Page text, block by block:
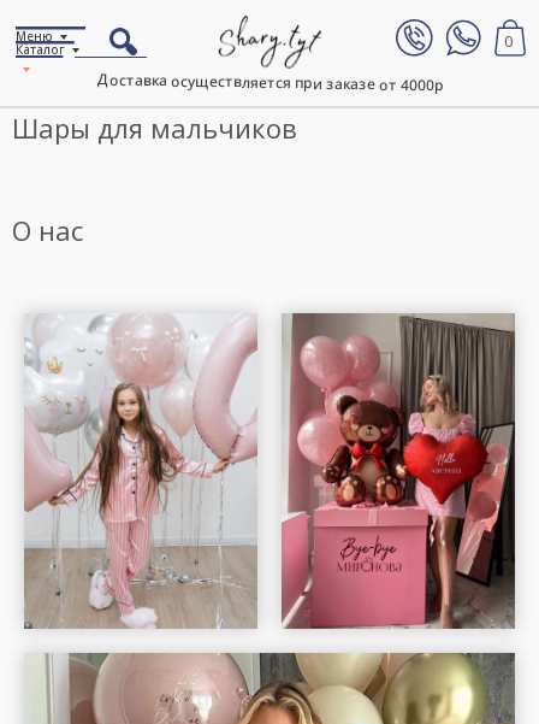
Доставка осуществляется при заказе от 4000р
0
Каталог
Меню
Шары для мальчиков
О нас